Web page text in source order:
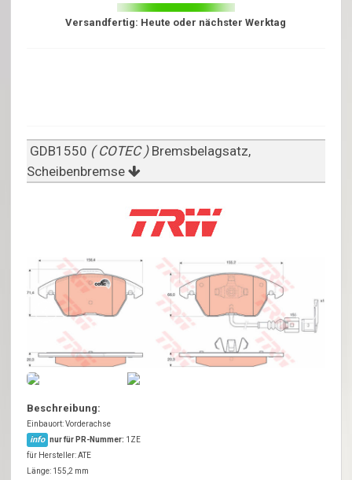
Versandfertig: Heute oder nächster Werktag
GDB1550 ( COTEC ) Bremsbelagsatz,
Scheibenbremse
Beschreibung:
Einbauort: Vorderachse
info nur für PR-Nummer: 1ZE
für Hersteller: ATE
Länge: 155,2 mm